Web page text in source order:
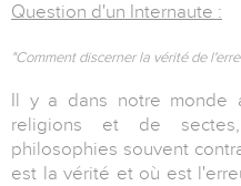
Question d'un Internaute :
"Comment discerner la vérité de
Il y a dans notre monde
religions et de
philosophies souvent
est la vérité et où est